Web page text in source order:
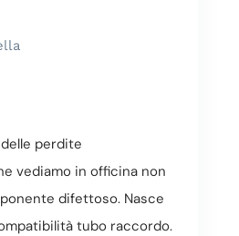
perdite
vediamo in officina non
difettoso. Nasce
tubo raccordo.